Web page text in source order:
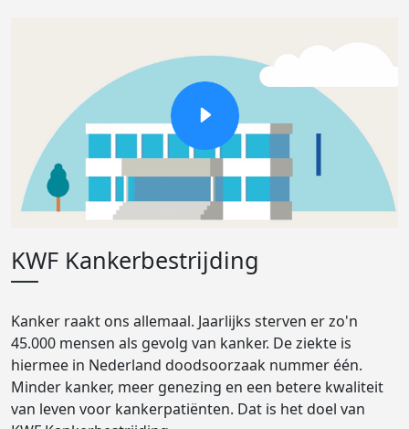
KWF Kankerbestrijding
Kanker raakt ons allemaal. Jaarlijks sterven er zo'n
45.000 mensen als gevolg van kanker. De ziekte is
hiermee in Nederland doodsoorzaak nummer één.
Minder kanker, meer genezing en een betere kwaliteit
van leven voor kankerpatiënten. Dat is het doel van